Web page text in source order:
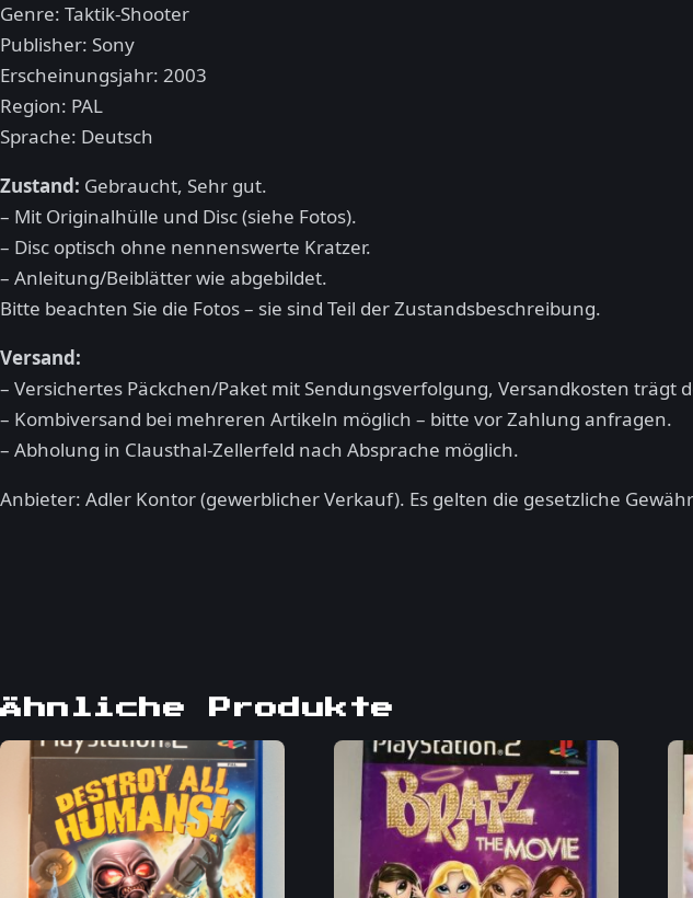
Genre: Taktik-Shooter
Publisher: Sony
Erscheinungsjahr: 2003
Region: PAL
Sprache: Deutsch
Zustand: Gebraucht, Sehr gut.
– Mit Originalhülle und Disc (siehe Fotos).
– Disc optisch ohne nennenswerte Kratzer.
– Anleitung/Beiblätter wie abgebildet.
Bitte beachten Sie die Fotos – sie sind Teil der Zustandsbeschreibung.
Versand:
– Versichertes Päckchen/Paket mit Sendungsverfolgung, Versandkosten trägt
– Kombiversand bei mehreren Artikeln möglich – bitte vor Zahlung anfragen.
– Abholung in Clausthal-Zellerfeld nach Absprache möglich.
Anbieter: Adler Kontor (gewerblicher Verkauf). Es gelten die gesetzliche
Ähnliche Produkte